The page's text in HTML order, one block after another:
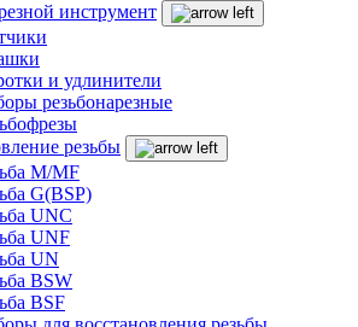
инструмент
и удлинители
резьбонарезные
резьбы
M/MF
G(BSP)
UNC
UNF
UN
BSW
BSF